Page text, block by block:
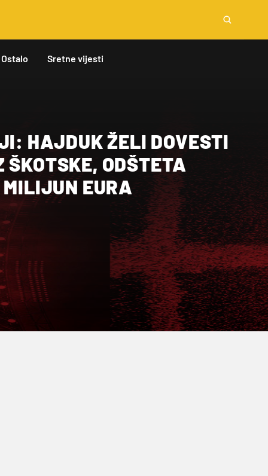
Ostalo Sretne vijesti
HAJDUK ŽELI DOVESTI
ODŠTETA
EURA